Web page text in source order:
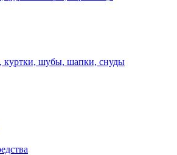
куртки, шубы, шапки, снуды